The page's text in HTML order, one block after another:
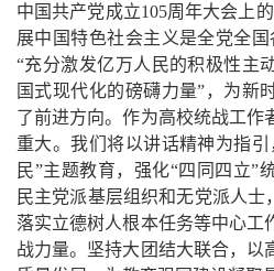
中国共产党成立105周年大会上
展中国特色社会主义是全党全
“充分激发亿万人民的积极性主
国式现代化的磅礴力量”，为新
了前进方向。作为高校统战工作
重大。我们将以讲话精神为指
民”主题教育，强化“四同四立”
民主党派基层组织和无党派人士
落实立德树人根本任务等中心工
战力量。坚持大团结大联合，以